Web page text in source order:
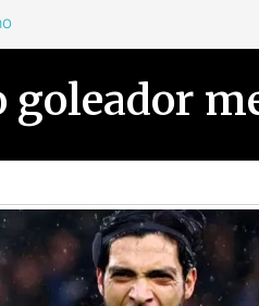
goleador